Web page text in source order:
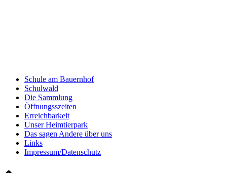
Schule am Bauernhof
Schulwald
Die Sammlung
Öffnungsszeiten
Erreichbarkeit
Unser Heimtierpark
Das sagen Andere über uns
Links
Impressum/Datenschutz